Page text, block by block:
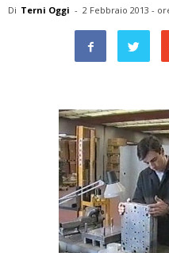
Di Terni Oggi - 2 Febbraio 2013 -